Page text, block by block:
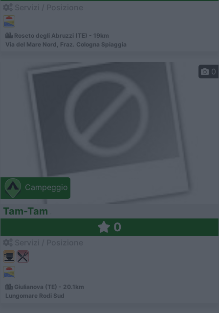
Roseto degli Abruzzi (TE) - 19km
Via del Mare Nord, Fraz. Cologna Spiaggia
Campeggio
0
Tam-Tam
0
Giulianova (TE) - 20.1km
Lungomare Rodi Sud